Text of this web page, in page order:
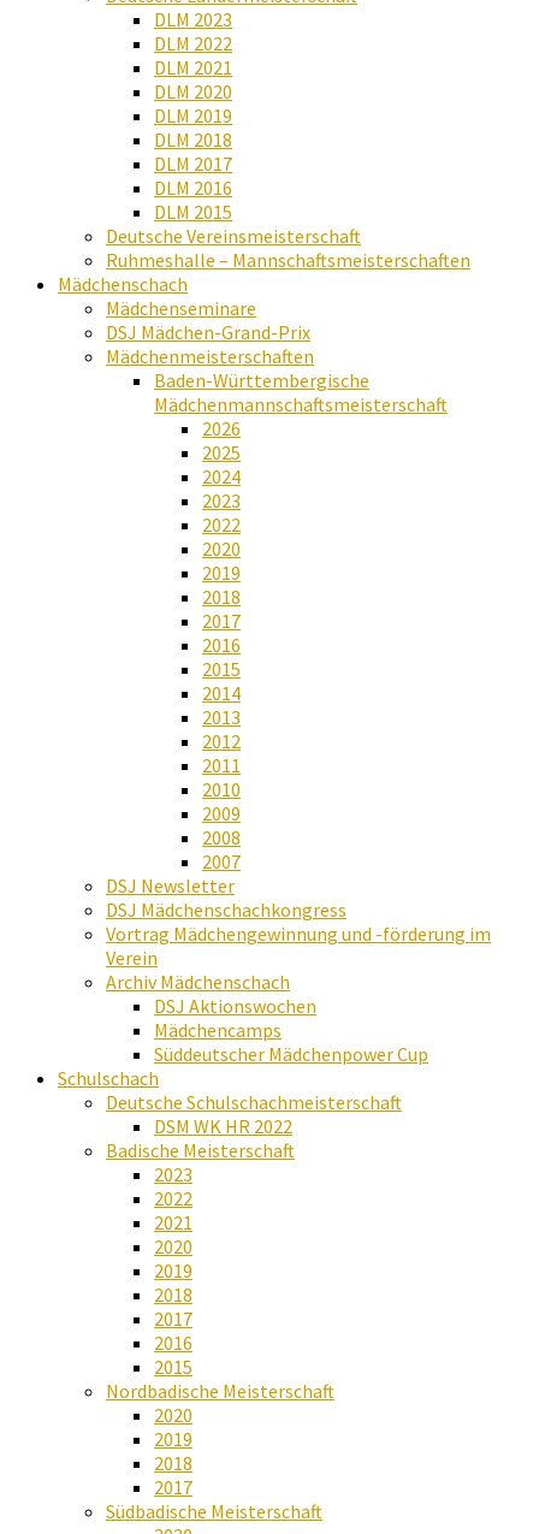
DLM 2023
DLM 2022
DLM 2021
DLM 2020
DLM 2019
DLM 2018
DLM 2017
DLM 2016
DLM 2015
Deutsche Vereinsmeisterschaft
Ruhmeshalle – Mannschaftsmeisterschaften
Mädchenschach
Mädchenseminare
DSJ Mädchen-Grand-Prix
Mädchenmeisterschaften
Baden-Württembergische
Mädchenmannschaftsmeisterschaft
2026
2025
2024
2023
2022
2020
2019
2018
2017
2016
2015
2014
2013
2012
2011
2010
2009
2008
2007
DSJ Newsletter
DSJ Mädchenschachkongress
Vortrag Mädchengewinnung und -förderung im
Verein
Archiv Mädchenschach
DSJ Aktionswochen
Mädchencamps
Süddeutscher Mädchenpower Cup
Schulschach
Deutsche Schulschachmeisterschaft
DSM WK HR 2022
Badische Meisterschaft
2023
2022
2021
2020
2019
2018
2017
2016
2015
Nordbadische Meisterschaft
2020
2019
2018
2017
Südbadische Meisterschaft